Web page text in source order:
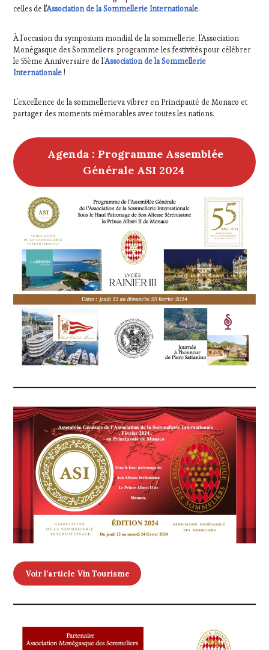
celles del’Association de la Sommellerie Internationale.
À l’occasion du symposium mondial de la sommellerie, l’Association
Monégasque des Sommeliers programme les festivités pour célébrer
le 55ème Anniversaire de l’Association de la Sommellerie
Internationale!
L’excellence de la sommellerieva vibrer en Principauté de Monaco et
partager des moments mémorables avec toutes les nations.
Agenda : Programme Assemblée
Générale ASI 2024
Voir l’article Vin Tourisme